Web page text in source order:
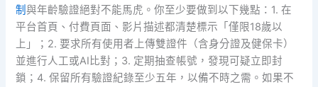
制與年齡驗證絕對不能馬虎。你至少要做到以下幾點：1. 在
平台首頁、付費頁面、影片描述都清楚標示「僅限18歲以
上」；2. 要求所有使用者上傳雙證件（含身分證及健保卡）
並進行人工或AI比對；3. 定期抽查帳號，發現可疑立即封
鎖；4. 保留所有驗證紀錄至少五年，以備不時之需。如果不